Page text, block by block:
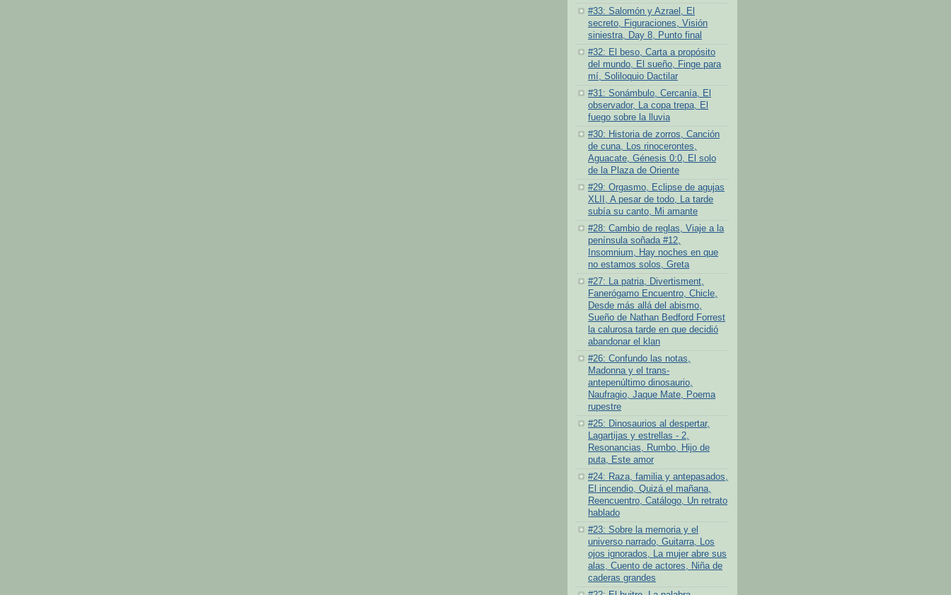
#33: Salomón y Azrael, El
secreto, Figuraciones, Visión
siniestra, Day 8, Punto final
#32: El beso, Carta a propósito
del mundo, El sueño, Finge para
mí, Soliloquio Dactilar
#31: Sonámbulo, Cercanía, El
observador, La copa trepa, El
fuego sobre la lluvia
#30: Historia de zorros, Canción
de cuna, Los rinocerontes,
Aguacate, Génesis 0:0, El solo
de la Plaza de Oriente
#29: Orgasmo, Eclipse de agujas
XLII, A pesar de todo, La tarde
subía su canto, Mi amante
#28: Cambio de reglas, Viaje a la
península soñada #12,
Insomnium, Hay noches en que
no estamos solos, Greta
#27: La patria, Divertisment,
Fanerógamo Encuentro, Chicle,
Desde más allá del abismo,
Sueño de Nathan Bedford Forrest
la calurosa tarde en que decidió
abandonar el klan
#26: Confundo las notas,
Madonna y el trans-
antepenúltimo dinosaurio,
Naufragio, Jaque Mate, Poema
rupestre
#25: Dinosaurios al despertar,
Lagartijas y estrellas - 2,
Resonancias, Rumbo, Hijo de
puta, Este amor
#24: Raza, familia y antepasados,
El incendio, Quizá el mañana,
Reencuentro, Catálogo, Un retrato
hablado
#23: Sobre la memoria y el
universo narrado, Guitarra, Los
ojos ignorados, La mujer abre sus
alas, Cuento de actores, Niña de
caderas grandes